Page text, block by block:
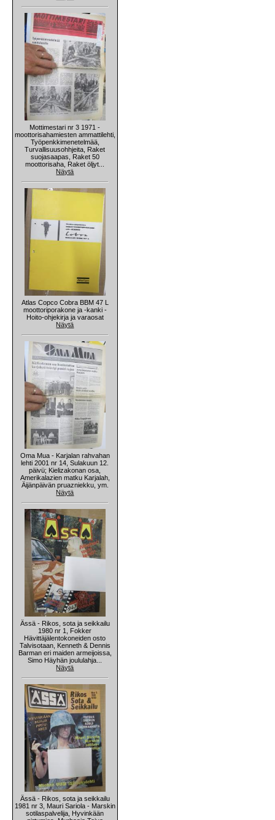
Mottimestari nr 3 1971 -
moottorisahamiesten ammattilehti,
Työpenkkimenetelmää,
Turvallisuusohhjeita, Raket
suojasaapas, Raket 50
moottorisaha, Raket öljyt...
Näytä
Atlas Copco Cobra BBM 47 L
moottoriporakone ja -kanki -
Hoito-ohjekirja ja varaosat
Näytä
Oma Mua - Karjalan rahvahan
lehti 2001 nr 14, Sulakuun 12.
päivü; Kielizakonan osa,
Amerikalazien matku Karjalah,
Äijänpäivän pruazniekku, ym.
Näytä
Ässä - Rikos, sota ja seikkailu
1980 nr 1, Fokker
Hävittäjälentokoneiden osto
Talvisotaan, Kenneth & Dennis
Barman eri maiden armeijoissa,
Simo Häyhän joululahja...
Näytä
Ässä - Rikos, sota ja seikkailu
1981 nr 3, Mauri Sariola - Marskin
sotilaspalvelija, Hyvinkään